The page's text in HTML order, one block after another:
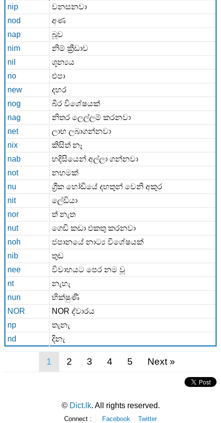
nip
වනසනවා
nod
අණ
nap
බූව
nim
නිම් ක්‍රීඩාව
nil
ශූන්‍යය
no
එපා
new
දහර
nog
බීර විශේෂයක්
nag
නිතර ලෙල්ලම් කරනවා
net
ලාභ ලබාගන්නවා
nix
කිසිත් නෑ
nab
හදිසියෙන් අල්ලා ගන්නවා
not
නහමක්
nu
ග්‍රීක හෝඩියේ දහතුන් වෙනි අකුර
nit
ලේඩියා
nor
ත් නැත
nut
ගෙඩි කඩා එකතු කරනවා
noh
ජපානයේ නාට්‍ය විශේෂයක්
nib
තුඩ
nee
විවාහයට පෙර නම වූ
nt
නැහැ
nun
භික්ෂුණී
NOR
NOR ද්වාරය
np
තැනැ
nd
දිනැ
1 2 3 4 5 Next »
© Dict.lk. All rights reserved.
Connect : Facebook Twitter